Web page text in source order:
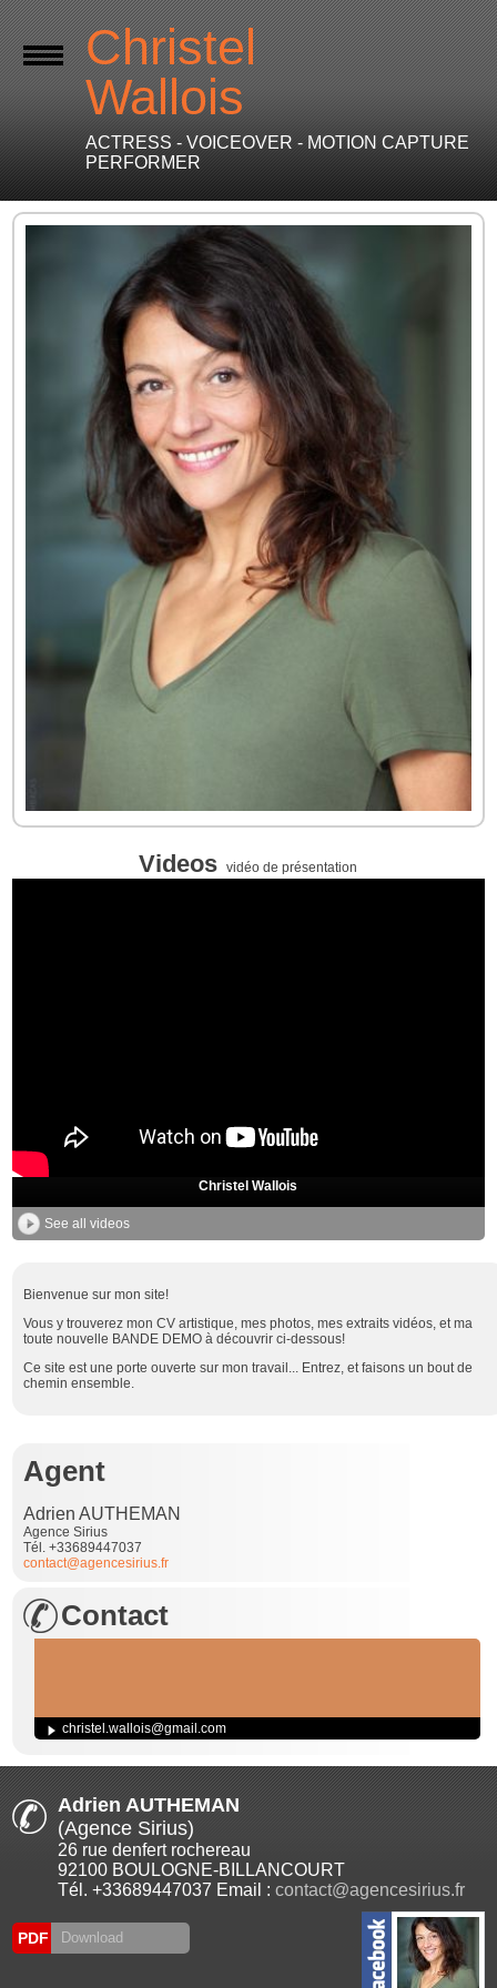
Christel
Wallois
ACTRESS - VOICEOVER - MOTION CAPTURE
PERFORMER
Videos vidéo de présentation
Christel Wallois
See all videos
Bienvenue sur mon site!
Vous y trouverez mon CV artistique, mes photos, mes extraits vidéos, et ma
toute nouvelle BANDE DEMO à découvrir ci-dessous!
Ce site est une porte ouverte sur mon travail... Entrez, et faisons un bout de
chemin ensemble.
Agent
Adrien AUTHEMAN
Agence Sirius
Tél. +33689447037
contact@agencesirius.fr
Contact
christel.wallois@gmail.com
Adrien AUTHEMAN
(Agence Sirius)
26 rue denfert rochereau
92100 BOULOGNE-BILLANCOURT
Tél. +33689447037 Email :contact@agencesirius.fr
PDF Download